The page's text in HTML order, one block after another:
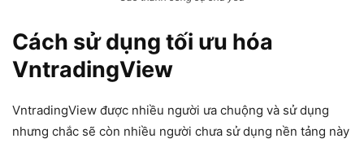
Cách sử dụng tối ưu hóa
VntradingView
VntradingView được nhiều người ưa chuộng và sử dụng
nhưng chắc sẽ còn nhiều người chưa sử dụng nền tảng này